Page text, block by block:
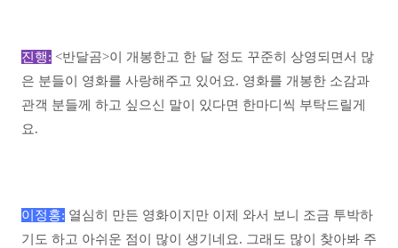
진행: <반달곰>이 개봉한고 한 달 정도 꾸준히 상영되면서 많
은 분들이 영화를 사랑해주고 있어요. 영화를 개봉한 소감과
관객 분들께 하고 싶으신 말이 있다면 한마디씩 부탁드릴게
요.
이정홍: 열심히 만든 영화이지만 이제 와서 보니 조금 투박하
기도 하고 아쉬운 점이 많이 생기네요. 그래도 많이 찾아봐 주